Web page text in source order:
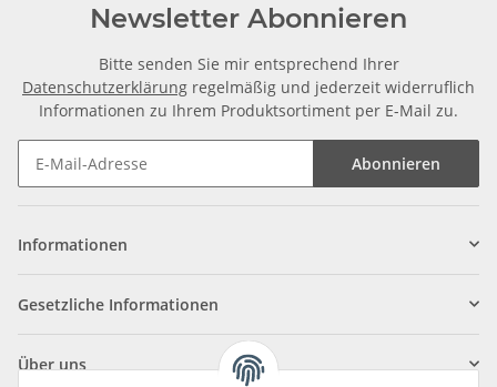
Newsletter Abonnieren
Bitte senden Sie mir entsprechend Ihrer
Datenschutzerklärung regelmäßig und jederzeit widerruflich
Informationen zu Ihrem Produktsortiment per E-Mail zu.
Abonnieren
Informationen
Gesetzliche Informationen
Über uns